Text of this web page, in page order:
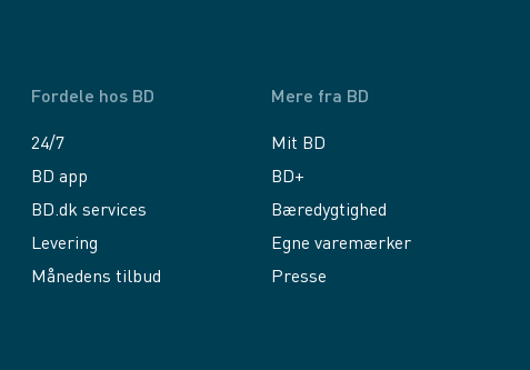
Fordele hos BD
24/7
BD app
BD.dk services
Levering
Månedens tilbud
Mere fra BD
Mit BD
BD+
Bæredygtighed
Egne varemærker
Presse